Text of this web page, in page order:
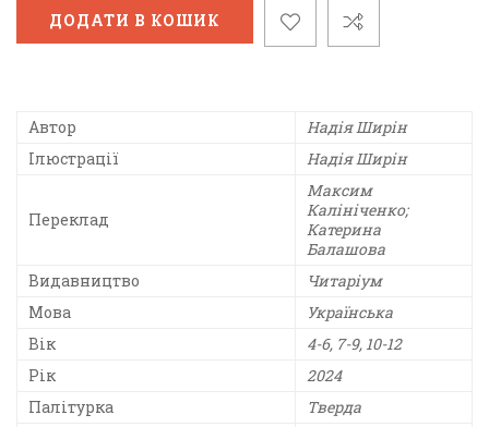
ДОДАТИ В КОШИК
Автор
Надія Ширін
Ілюстрації
Надія Ширін
Переклад
Максим
Калініченко;
Катерина
Балашова
Видавництво
Читаріум
Мова
Українська
Вік
4-6, 7-9, 10-12
Рік
2024
Палітурка
Тверда